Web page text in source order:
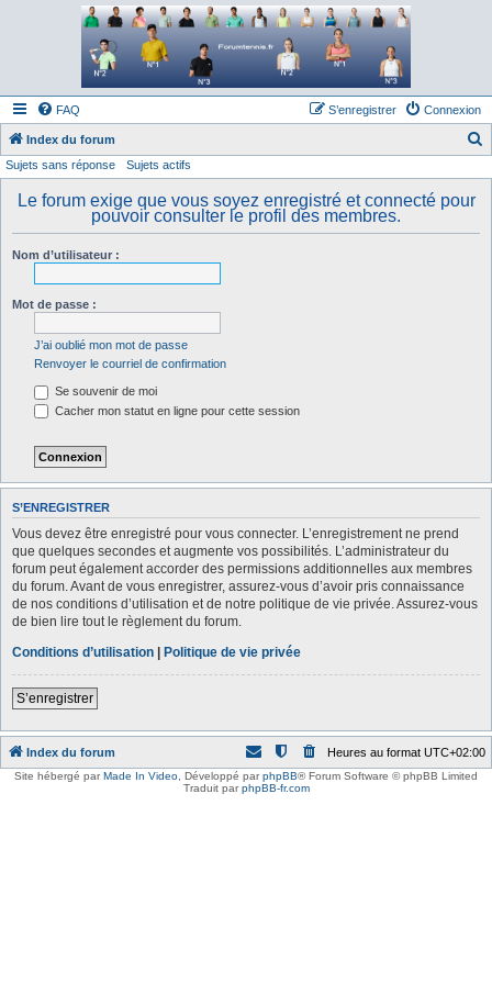
Forum tennis
Le forum des passionnés de tennis
FAQ Connexion
S’enregistrer
Index du forum
Sujets sans réponse Sujets actifs
Le forum exige que vous soyez enregistré et connecté pour
pouvoir consulter le profil des membres.
Nom d’utilisateur :
Mot de passe :
J’ai oublié mon mot de passe
Renvoyer le courriel de confirmation
Se souvenir de moi
Cacher mon statut en ligne pour cette session
S’ENREGISTRER
Vous devez être enregistré pour vous connecter. L’enregistrement ne prend
que quelques secondes et augmente vos possibilités. L’administrateur du
forum peut également accorder des permissions additionnelles aux membres
du forum. Avant de vous enregistrer, assurez-vous d’avoir pris connaissance
de nos conditions d’utilisation et de notre politique de vie privée. Assurez-vous
de bien lire tout le règlement du forum.
Conditions d’utilisation | Politique de vie privée
S’enregistrer
Index du forum Heures au format UTC+02:00
Site hébergé parMade In Video Développé parphpBB® Forum Software © phpBB Limited
Traduit parphpBB-fr.com